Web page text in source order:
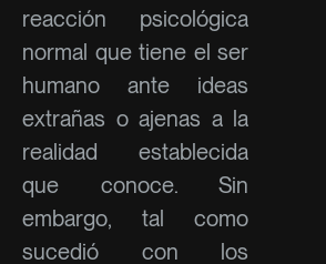
reacción psicológica
normal que tiene el ser
humano ante ideas
extrañas o ajenas a la
realidad establecida
que conoce. Sin
embargo, tal como
sucedió con los